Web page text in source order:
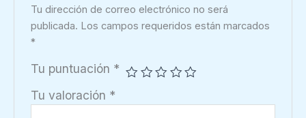
Tu dirección de correo electrónico no será
publicada. Los campos requeridos están marcados
*
Tu puntuación *
Tu valoración *